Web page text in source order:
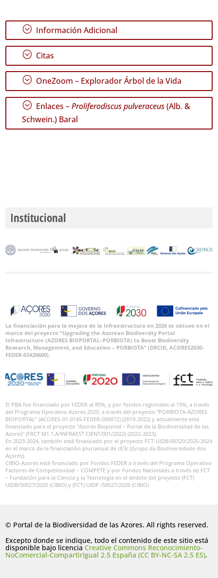
; Información Adicional
; Citas
; OneZoom – Explorador Árbol de la Vida
; Enlaces –Proliferodiscus pulveraceus(Alb. &
Schwein.) Baral
Institucional
La financiación para la mejora de la Infraestructura en 2026 se obtuvo en el
marco del proyecto “Upgrading the Azorean Biodiversity Portal
Infrastructure (AZORES BIOPORTAL–PORBIOTA) to Boost Biodiversity
Research, Management, and Education – PORBIOTA” (DRCID, ACORES2030-
FEDER-03420600).
El PBA fue financiado por FEDER al 85%, y por fondos regionales al 15%, a través
del Programa Operativo Azores 2020, a través del proyecto “PORBIOTA-AZORES
BIOPORTAL” (ACORES-01-0145-FEDER-000072) (2019-2022) y actualmente está
financiado para el proyecto “Azores Bioportal – Portal de la Biodiversidad de las
Azores” (FRCT M1.1.A/INFRAEST CIENT/001/2022) (2022-2023).
En 2023-2024, también está financiado por el proyecto FCT-UIDB/00329/2020-2024
en el marco de la financiación plurianual de cE3c (Grupo da Biodiversidade dos
Açores).
CIBIO-Azores está financiado por Fondos FEDER a través del Programa Operativo
Factores de Competitividad – COMPETE y por Fondos Nacionales a través de FCT
– Fundación para la Ciencia y la Tecnología en el ámbito del proyecto (FCT)
UIDB/50027/2020 (CIBIO) y (FCT) UIDP /50027/2020 (CIBIO)
© Portal de la Biodiversidad de las Azores. All rights reserved.
Excepto donde se indique, todo el contenido de este sitio está
disponible bajo licenciaCreative Commons Reconocimiento-
NoComercial-CompartirIgual 2.5 España (CC BY-NC-SA 2.5 ES).